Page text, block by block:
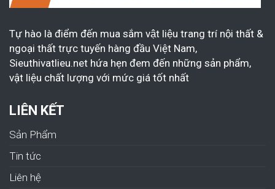
Tự hào là điểm đến mua sắm vật liệu trang trí nội thất &
ngoại thất trực tuyến hàng đầu Việt Nam,
Sieuthivatlieu.net hứa hẹn đem đến những sản phẩm,
vật liệu chất lượng với mức giá tốt nhất
LIÊN KẾT
Sản Phẩm
Tin tức
Liên hệ